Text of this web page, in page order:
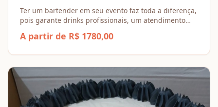
Ter um bartender em seu evento faz toda a diferença,
pois garante drinks profissionais, um atendimento
convidados.
A partir de R$ 1780,00